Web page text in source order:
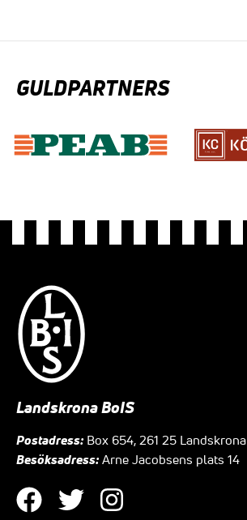
GULDPARTNERS
Landskrona BoIS
Postadress: Box 654, 261 25 Landskrona
Besöksadress: Arne Jacobsens plats 14